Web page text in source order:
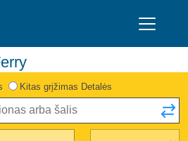
Kitas grįžimas Detalės